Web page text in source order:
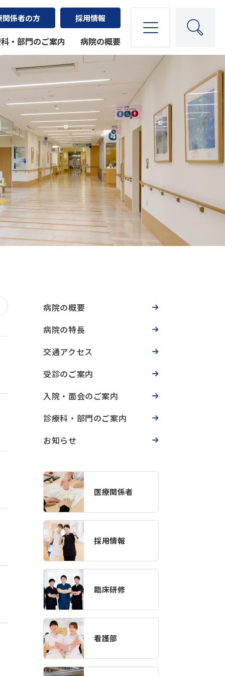
関係者の方 採用情報
・部門のご案内 病院の概要
病院の概要
病院の特長
交通アクセス
受診のご案内
入院・面会のご案内
診療科・部門のご案内
お知らせ
医療関係者
採用情報
臨床研修
看護部